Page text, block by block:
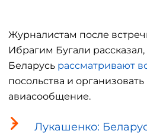
Журналистам после
Ибрагим Бугали
Беларусь рассматривают
посольства и
авиасообщение.
Лукашенко: